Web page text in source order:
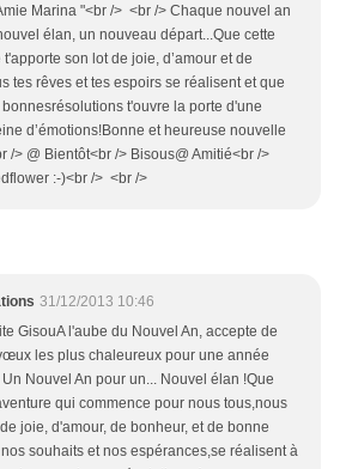
Marina "<br /> <br /> Chaque nouvel an
élan, un nouveau départ...Que cette
son lot de joie, d’amour et de
tes rêves et tes espoirs se réalisent et que
t'ouvre la porte d'une
d’émotions!Bonne et heureuse nouvelle
/> @ Bientôt<br /> Bisous@ Amitié<br />
:-)<br /> <br />
31/12/2013 10:46
GisouA l'aube du Nouvel An, accepte de
les plus chaleureux pour une année
Nouvel An pour un... Nouvel élan !Que
qui commence pour nous tous,nous
joie, d'amour, de bonheur, et de bonne
souhaits et nos espérances,se réalisent à